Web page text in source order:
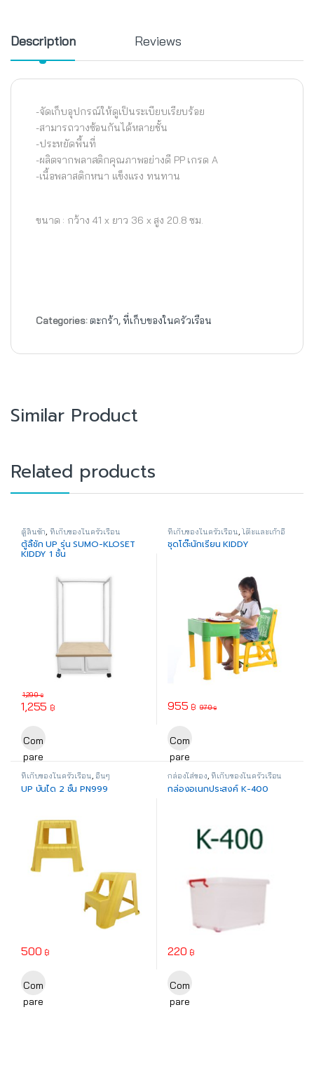
Description Reviews
-จัดเก็บอุปกรณ์ให้ดูเป็นระเบียบเรียบร้อย
-สามารถวางซ้อนกันได้หลายชั้น
-ประหยัดพื้นที่
-ผลิตจากพลาสติกคุณภาพอย่างดี PP เกรด A
-เนื้อพลาสติกหนา แข็งแรง ทนทาน
ขนาด : กว้าง 41 x ยาว 36 x สูง 20.8 ซม.
Categories: ตะกร้า, ที่เก็บของในครัวเรือน
Similar Product
Related products
ตู้ลิ้นชัก ,ที่เก็บของในครัวเรือน
ตู้ลิ้ชัก UP รุ่น SUMO-KLOSET
KIDDY 1 ชั้น
1,255 ฿
1,290฿
Com
pare
ที่เก็บของในครัวเรือน ,โต๊ะและเก้าอี้
ชุดโต๊ะนักเรียน KIDDY
955 ฿ 970฿
Com
pare
ที่เก็บของในครัวเรือน,อื่นๆ
UP บันได 2 ชั้น PN999
500 ฿
Com
pare
กล่องใส่ของ,ที่เก็บของในครัวเรือน
กล่องอเนกประสงค์ K-400
220 ฿
Com
pare